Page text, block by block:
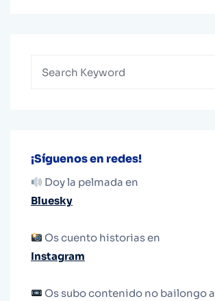
¡Síguenos en redes!
Doy la pelmada en
Bluesky
Os cuento historias en
Instagram
Os subo contenido no bailongo a